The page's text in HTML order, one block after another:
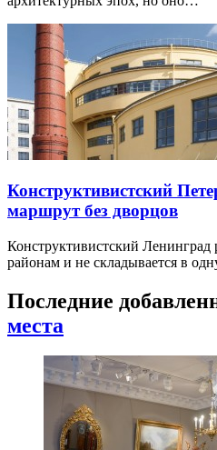
Конструктивистский
маршрут без дворцов
Конструктивистский Ленинград
районам и не складывается в
Последние
места